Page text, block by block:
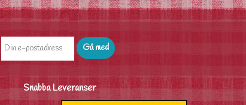
Snabba Leveranser